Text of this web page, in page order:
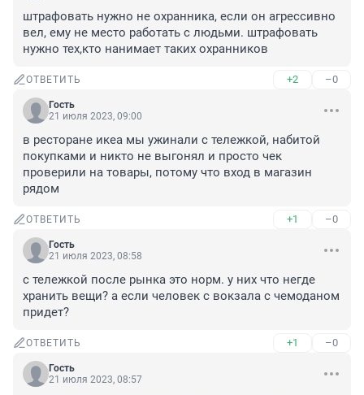
штрафовать нужно не охранника, если он агрессивно
вел, ему не место работать с людьми. штрафовать
нужно тех,кто нанимает таких охранников
ОТВЕТИТЬ +2 –0
Гость
21 июля 2023, 09:00
в ресторане икеа мы ужинали с тележкой, набитой
покупками и никто не выгонял и просто чек
проверили на товары, потому что вход в магазин
рядом
ОТВЕТИТЬ +1 –0
Гость
21 июля 2023, 08:58
с тележкой после рынка это норм. у них что негде
хранить вещи? а если человек с вокзала с чемоданом
придет?
ОТВЕТИТЬ +1 –0
Гость
21 июля 2023, 08:57